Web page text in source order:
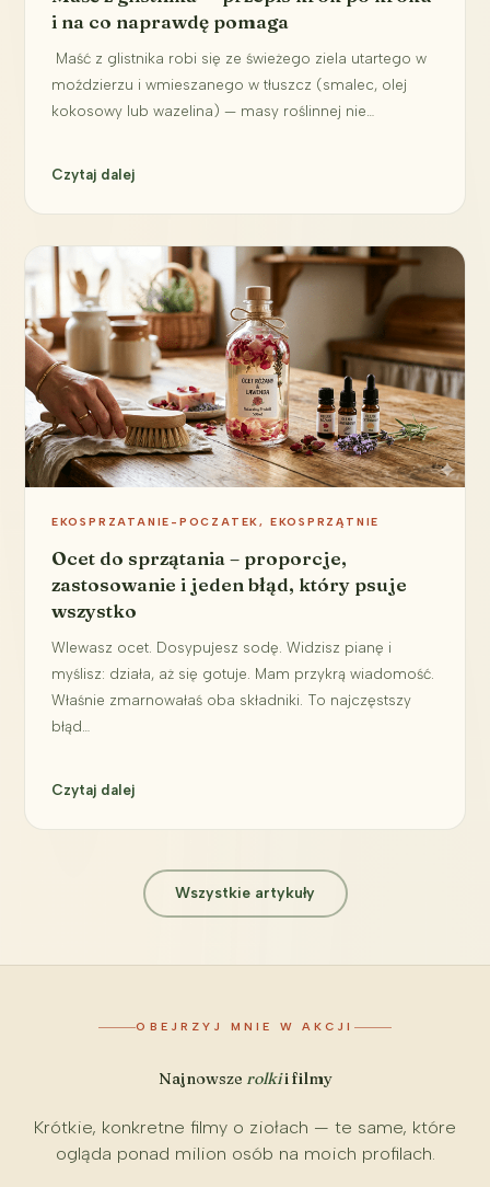
i na co naprawdę pomaga
Maść z glistnika robi się ze świeżego ziela utartego w
moździerzu i wmieszanego w tłuszcz (smalec, olej
kokosowy lub wazelina) — masy roślinnej nie…
Czytaj dalej
EKOSPRZATANIE-POCZATEK, EKOSPRZĄTNIE
Ocet do sprzątania – proporcje,
zastosowanie i jeden błąd, który psuje
wszystko
Wlewasz ocet. Dosypujesz sodę. Widzisz pianę i
myślisz: działa, aż się gotuje. Mam przykrą wiadomość.
Właśnie zmarnowałaś oba składniki. To najczęstszy
błąd…
Czytaj dalej
Wszystkie artykuły
OBEJRZYJ MNIE W AKCJI
Najnowsze rolkii filmy
Krótkie, konkretne filmy o ziołach — te same, które
ogląda ponad milion osób na moich profilach.